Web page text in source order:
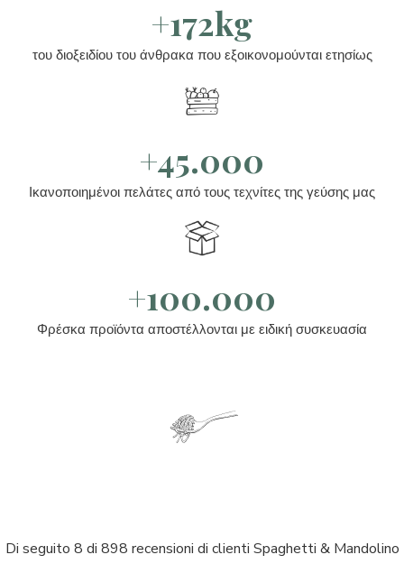
+172kg
του διοξειδίου του άνθρακα που εξοικονομούνται ετησίως
+45.000
Ικανοποιημένοι πελάτες από τους τεχνίτες της γεύσης μας
+100.000
Φρέσκα προϊόντα αποστέλλονται με ειδική συσκευασία
Di seguito 8 di 898 recensioni di clienti Spaghetti & Mandolino